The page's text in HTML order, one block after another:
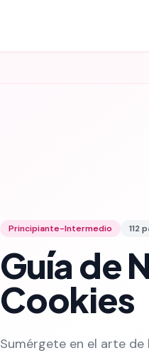
Principiante-Intermedio 112
Guía de
Cookies
Sumérgete en el arte de